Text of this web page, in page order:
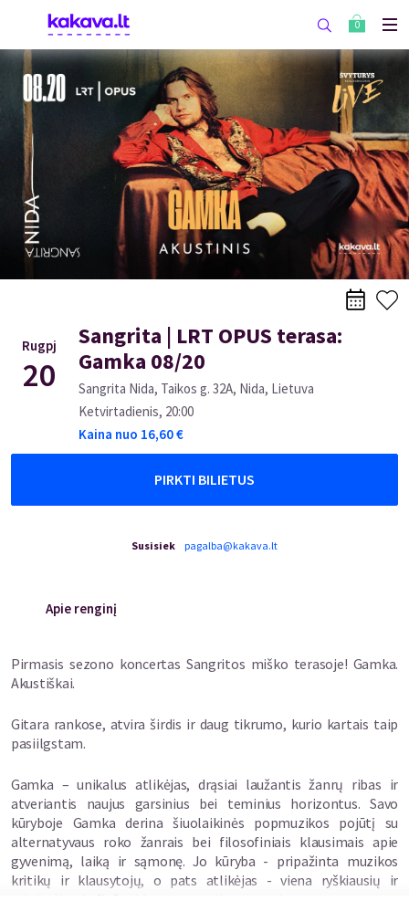
0
Rugpj
20
Sangrita | LRT OPUS terasa:
Gamka 08/20
Sangrita Nida, Taikos g. 32A, Nida, Lietuva
Ketvirtadienis, 20:00
Kaina nuo 16,60€
PIRKTI BILIETUS
Susisiek pagalba@kakava.lt
Apie renginį
Pirmasis sezono koncertas Sangritos miško terasoje! Gamka.
Akustiškai.
Gitara rankose, atvira širdis ir daug tikrumo, kurio kartais taip
pasiilgstam.
Gamka – unikalus atlikėjas, drąsiai laužantis žanrų ribas ir
atveriantis naujus garsinius bei teminius horizontus. Savo
kūryboje Gamka derina šiuolaikinės popmuzikos pojūtį su
alternatyvaus roko žanrais bei filosofiniais klausimais apie
gyvenimą, laiką ir sąmonę. Jo kūryba - pripažinta muzikos
kritikų ir klausytojų, o pats atlikėjas - viena ryškiausių ir